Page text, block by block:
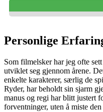
Personlige
Som filmelsker har jeg ofte
utviklet seg gjennom årene.
enkelte karakterer, særlig de
Ryder, har beholdt sin sjarm
manus og regi har blitt justert
forventninger, uten å miste